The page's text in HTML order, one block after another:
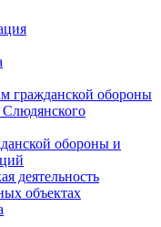
гражданской обороны
обороны и
деятельность
объектах